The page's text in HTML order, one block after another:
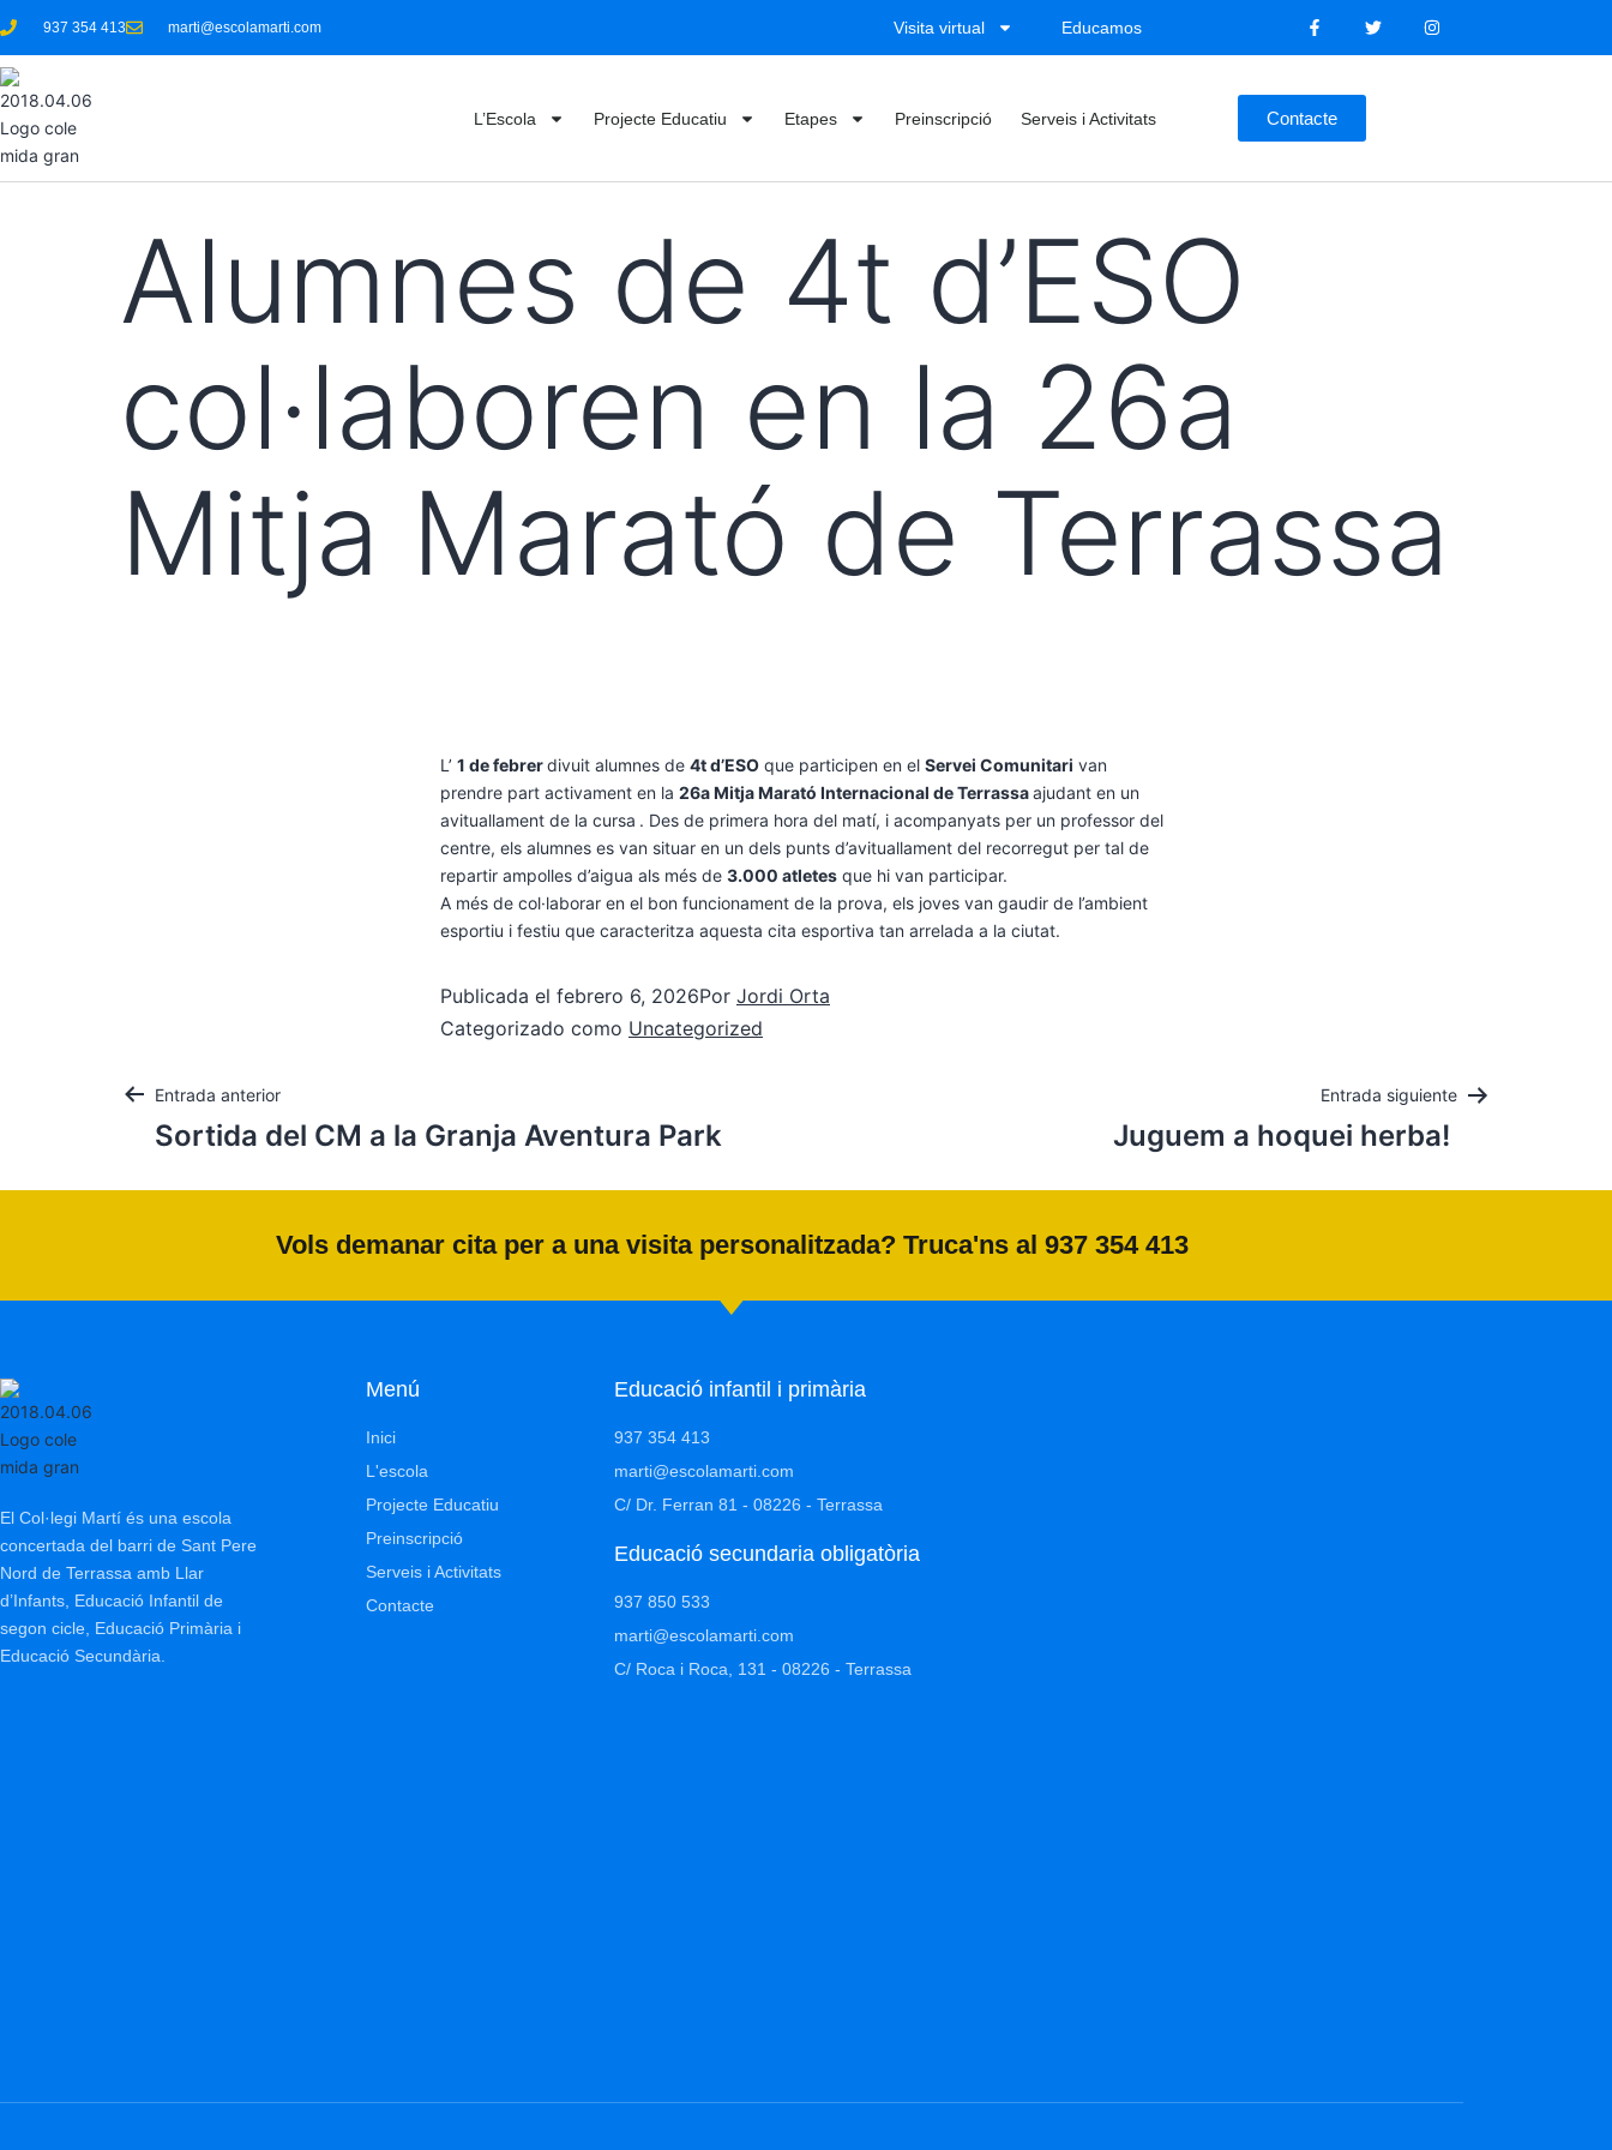
937 354 413 marti@escolamarti.com Visita virtual Educamos
L’Escola Projecte Educatiu Etapes Preinscripció Serveis i Activitats Contacte
Alumnes de 4t d’ESO
col·laboren en la 26a
Mitja Marató de Terrassa
L’ 1 de febrerdivuit alumnes de 4t d’ESO que participen en el Servei Comunitari van
prendre part activament en la 26a Mitja Marató Internacional de Terrassaajudant en un
avituallament de la cursa . Des de primera hora del matí, i acompanyats per un professor del
centre, els alumnes es van situar en un dels punts d’avituallament del recorregut per tal de
repartir ampolles d’aigua als més de 3.000 atletes que hi van participar.
A més de col·laborar en el bon funcionament de la prova, els joves van gaudir de l’ambient
esportiu i festiu que caracteritza aquesta cita esportiva tan arrelada a la ciutat.
Publicada el febrero 6, 2026Por Jordi Orta
Categorizado como Uncategorized
Entrada anterior
Sortida del CM a la Granja Aventura Park
Entrada siguiente
Juguem a hoquei herba!
Vols demanar cita per a una visita personalitzada? Truca'ns al 937 354 413
El Col·legi Martí és una escola
concertada del barri de Sant Pere
Nord de Terrassa amb Llar
d’Infants, Educació Infantil de
segon cicle, Educació Primària i
Educació Secundària.
Menú
Inici
L'escola
Projecte Educatiu
Preinscripció
Serveis i Activitats
Contacte
Educació infantil i primària
937 354 413
marti@escolamarti.com
C/ Dr. Ferran 81 - 08226 - Terrassa
Educació secundaria obligatòria​
937 850 533
marti@escolamarti.com
C/ Roca i Roca, 131 - 08226 - Terrassa